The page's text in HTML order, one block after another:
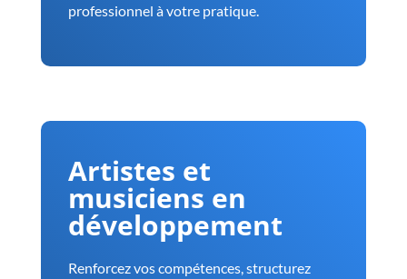
professionnel à votre pratique.
Artistes et
musiciens en
développement
Renforcez vos compétences, structurez